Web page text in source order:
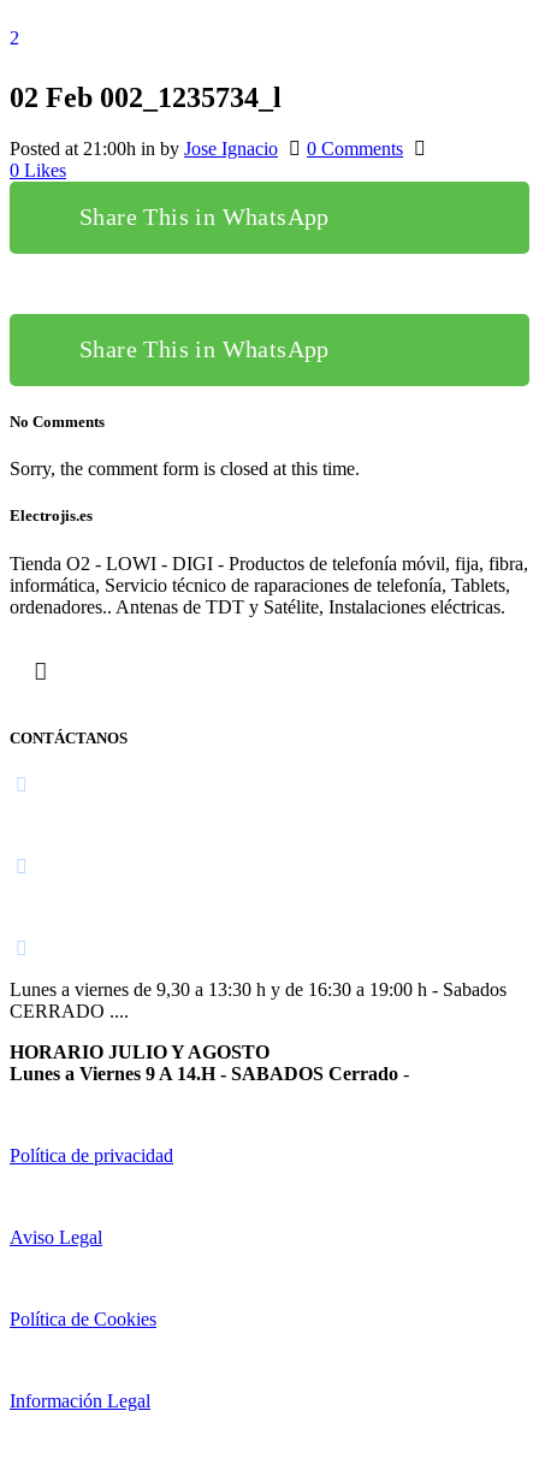
02 Feb 002_1235734_l
Posted at 21:00h in by Jose Ignacio
0 Comments
0 Likes
Share This in WhatsApp
Share This in WhatsApp
No Comments
Sorry, the comment form is closed at this time.
Electrojis.es
Tienda O2 - LOWI - DIGI - Productos de telefonía móvil, fija, fibra,
informática, Servicio técnico de raparaciones de telefonía, Tablets,
ordenadores.. Antenas de TDT y Satélite, Instalaciones eléctricas.
CONTÁCTANOS
Lunes a viernes de 9,30 a 13:30 h y de 16:30 a 19:00 h - Sabados
CERRADO ....
HORARIO JULIO Y AGOSTO
Lunes a Viernes 9 A 14.H - SABADOS Cerrado -
Política de privacidad
Aviso Legal
Política de Cookies
Información Legal